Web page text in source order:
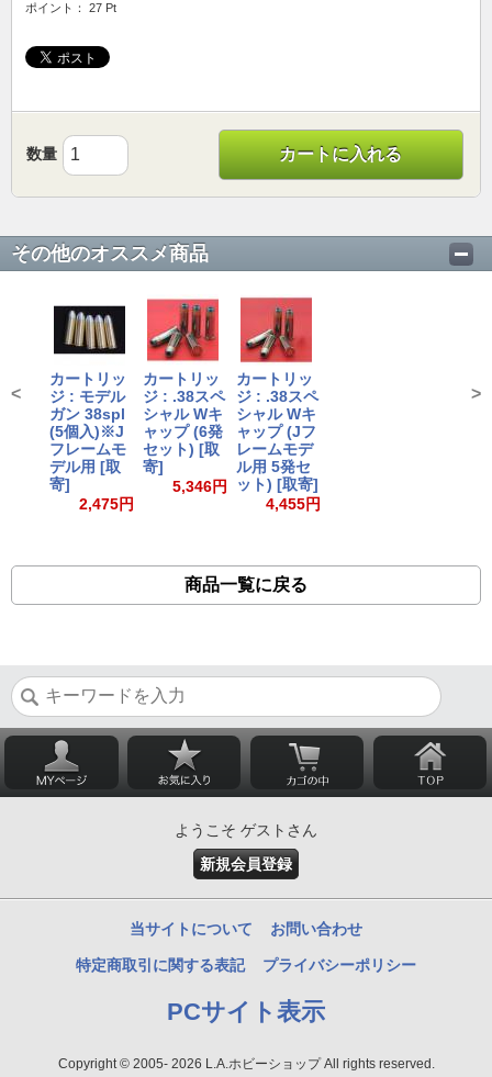
ポイント： 27 Pt
数量 カートに入れる
その他のオススメ商品
カートリッ
ジ : モデル
ガン 38spl
(5個入)※J
フレームモ
デル用 [取
寄]
2,475円
カートリッ
ジ : .38スペ
シャル Wキ
ャップ (6発
セット) [取
寄]
5,346円
カートリッ
ジ : .38スペ
シャル Wキ
ャップ (Jフ
レームモデ
ル用 5発セ
ット) [取寄]
4,455円
< >
商品一覧に戻る
ようこそ ゲストさん
新規会員登録
当サイトについて お問い合わせ
特定商取引に関する表記 プライバシーポリシー
PCサイト表示
Copyright © 2005- 2026 L.A.ホビーショップ All rights reserved.